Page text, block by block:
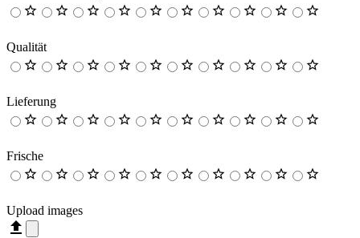
Qualität
Lieferung
Frische
Upload images
file_upload